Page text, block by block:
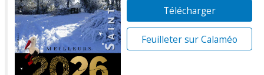
Télécharger
Feuilleter sur Calaméo